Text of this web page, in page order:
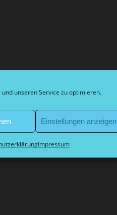
unseren Service zu optimieren.
Einstellungen anzeigen
Impressum